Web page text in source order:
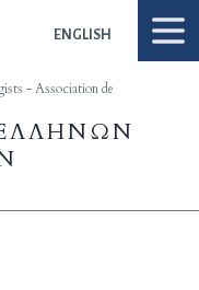
ENGLISH
- Association de